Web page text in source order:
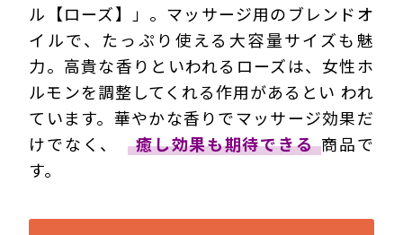
ル【ローズ】」。マッサージ用のブレンドオ
イルで、たっぷり使える大容量サイズも魅
力。高貴な香りといわれるローズは、女性ホ
ルモンを調整してくれる作用があるとい われ
ています。華やかな香りでマッサージ効果だ
けでなく、 癒し効果も期待できる 商品で
す。